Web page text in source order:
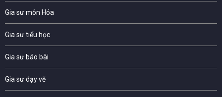
Gia sư môn Hóa
Gia sư tiểu học
Gia sư báo bài
Gia sư dạy vẽ